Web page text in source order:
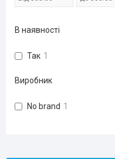
В наявності
Так 1
Виробник
No brand 1